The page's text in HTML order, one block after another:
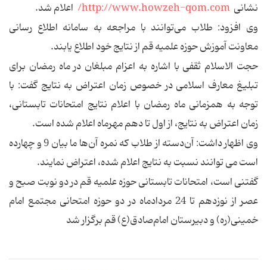
نشانی http://www.howzeh-qom.com/ اعلام ‌شد.
وی افزود: طلاب می‌توانند با مراجعه به سامانه اطلاع رسانی
معاونت آموزش حوزه علمیه قم از نتایج خود اطلاع یابند.
حجت الاسلام ثقفی با اشاره به اعزام مبلغان در ماه رمضان برای
تبلیغ معارف اسلامی در خصوص زمان اعتراض به نتایج گفت: با
توجه به همزمانی ماه رمضان با اعلام نتایج امتحانات تابستانی،
زمان اعتراض به نتایج، از اول تا دهم مهرماه اعلام شده است.
وی اظهار داشت: آن‌دسته از طلاب که نمره آن‌ها ما بیان 9 و چهارده
است می توانند نسبت به نتایج اعلام شده، اعتراض نمایند.
گفتنی است، امتحانات تابستانی حوزه علمیه قم در دو نوبت صبح و
عصر از نوزدهم تا 24 مردادماه در دو حوزه امتحانی مجتمع امام
خمینی(ره) و دبیرستان امام‌صادق‌(ع) قم برگزار شد